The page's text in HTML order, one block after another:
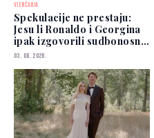
VJENČANJA
Spekulacije ne prestaju:
Jesu li Ronaldo i Georgina
ipak izgovorili sudbonosno
"da"?
03. 08. 2026.